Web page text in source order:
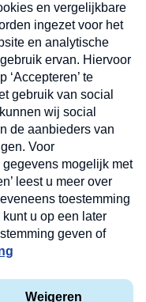
Verzend
op onze
in uw